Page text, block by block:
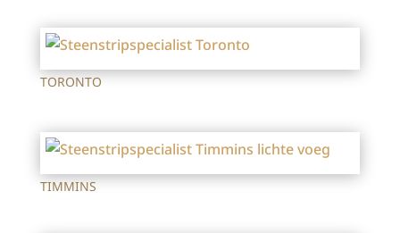
TORONTO
TIMMINS